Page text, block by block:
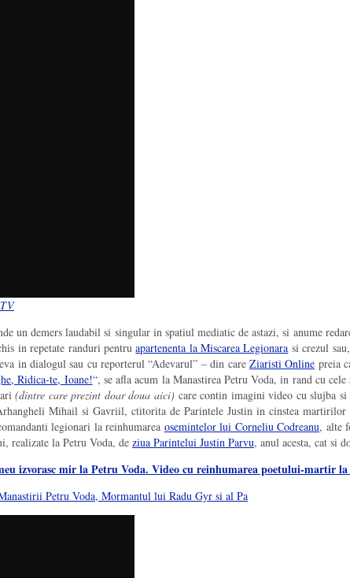
un demers laudabil si singular in spatiul mediatic de astazi, si anume
in repetate randuri pentruapartenenta la Miscarea Legionara si crezul sau,
in dialogul sau cu reporterul “Adevarul” – din care Ziaristi Online preia
Ridica-te, Ioane!“, se afla acum la Manastirea Petru Voda, in rand cu
(dintre care prezint doar doua aici) care contin imagini video cu slujba
Mihail si Gavriil, ctitorita de Parintele Justin in cinstea
legionari la reinhumarea osemintelor lui Corneliu Codreanu, alte
realizate la Petru Voda, de ziua Parintelui Justin Parvu, anul acesta, cat si
izvorasc mir la Petru Voda. Video cu reinhumarea poetului-martir